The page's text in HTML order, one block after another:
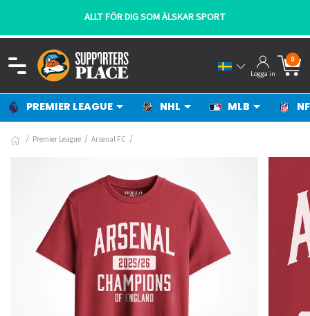
ALLT FÖR DIG SOM ÄLSKAR SPORT
Logga in
0
PREMIER LEAGUE NHL MLB
Premier League Arsenal FC